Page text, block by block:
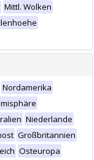
Mittl. Wolken
Nordamerika
Niederlande
Großbritannien
Osteuropa